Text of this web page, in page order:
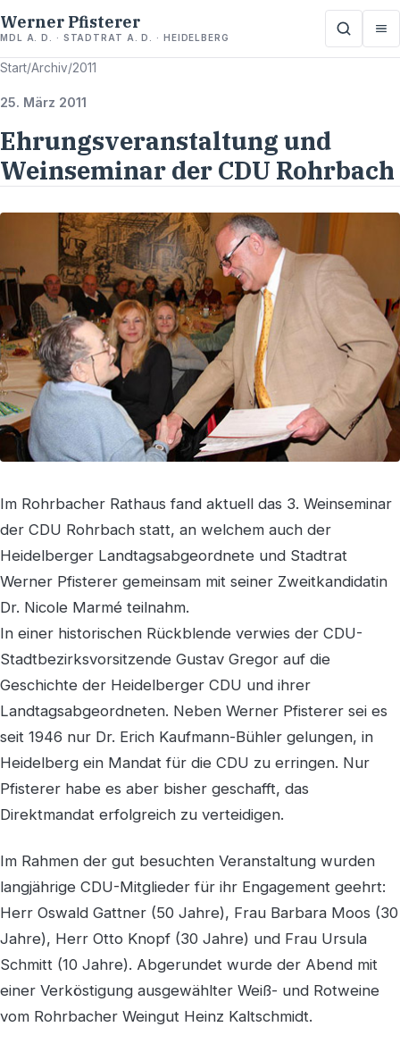
Werner Pfisterer
MDL A. D. · STADTRAT A. D. · HEIDELBERG
Start/Archiv/2011
25. März 2011
Ehrungsveranstaltung und
Weinseminar der CDU Rohrbach
Im Rohrbacher Rathaus fand aktuell das 3. Weinseminar
der CDU Rohrbach statt, an welchem auch der
Heidelberger Landtagsabgeordnete und Stadtrat
Werner Pfisterer gemeinsam mit seiner Zweitkandidatin
Dr. Nicole Marmé teilnahm.
In einer historischen Rückblende verwies der CDU-
Stadtbezirksvorsitzende Gustav Gregor auf die
Geschichte der Heidelberger CDU und ihrer
Landtagsabgeordneten. Neben Werner Pfisterer sei es
seit 1946 nur Dr. Erich Kaufmann-Bühler gelungen, in
Heidelberg ein Mandat für die CDU zu erringen. Nur
Pfisterer habe es aber bisher geschafft, das
Direktmandat erfolgreich zu verteidigen.
Im Rahmen der gut besuchten Veranstaltung wurden
langjährige CDU-Mitglieder für ihr Engagement geehrt:
Herr Oswald Gattner (50 Jahre), Frau Barbara Moos (30
Jahre), Herr Otto Knopf (30 Jahre) und Frau Ursula
Schmitt (10 Jahre). Abgerundet wurde der Abend mit
einer Verköstigung ausgewählter Weiß- und Rotweine
vom Rohrbacher Weingut Heinz Kaltschmidt.